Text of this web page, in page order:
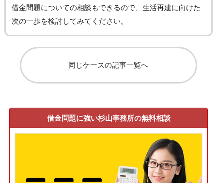
借金問題についての相談もできるので、生活再建に向けた
次の一歩を検討してみてください。
同じケースの記事一覧へ
借金問題に強い杉山事務所の無料相談